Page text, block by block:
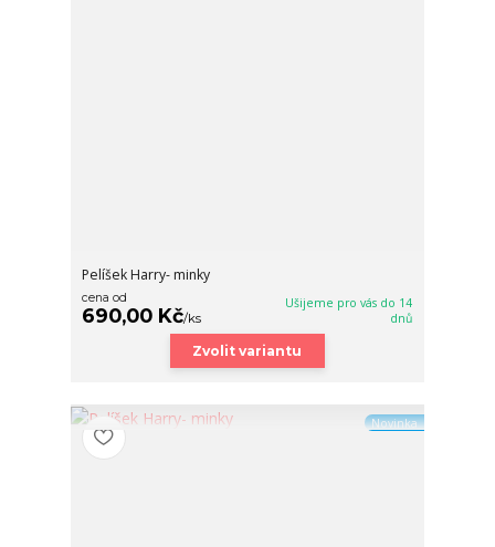
Pelíšek Harry- minky
cena od
690,00 Kč/ks
Ušijeme pro vás do 14
dnů
Zvolit variantu
Novinka